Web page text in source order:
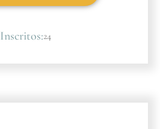
Inscritos:24